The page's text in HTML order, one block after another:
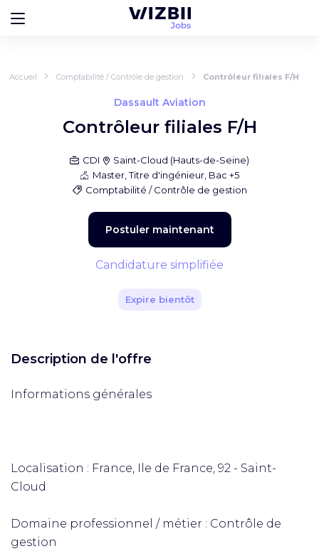
Accueil Comptabilité / Contrôle de gestion Contrôleur filiales F/H
Dassault Aviation
Contrôleur filiales F/H
CDI Saint-Cloud (Hauts-de-Seine)
Master, Titre d'ingénieur, Bac +5
Comptabilité / Contrôle de gestion
Postuler maintenant
Candidature simplifiée
Expire bientôt
Description de l'offre
Informations générales
Localisation : France, Ile de France, 92 - Saint-
Cloud
Domaine professionnel / métier : Contrôle de
gestion